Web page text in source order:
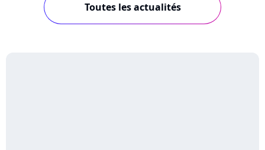
Toutes les actualités